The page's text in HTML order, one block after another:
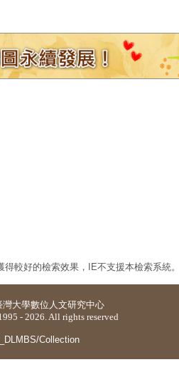
較好的檢索效果，IE不支援本檢索系統。
灣大學數位人文研究中心
- 2026. All rights reserved
Collection